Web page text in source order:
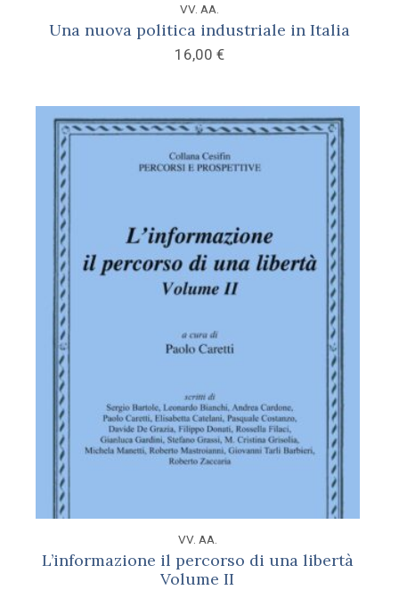
VV. AA.
Una nuova politica industriale in Italia
16,00 €
VV. AA.
L’informazione il percorso di una libertà
Volume II